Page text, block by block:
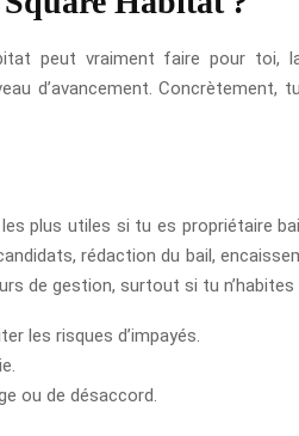
peut vraiment faire pour toi,
d’avancement.
plus utiles si tu es propriétaire
rédaction du bail,
de gestion, surtout si tu
les risques d’impayés.
ou de désaccord.